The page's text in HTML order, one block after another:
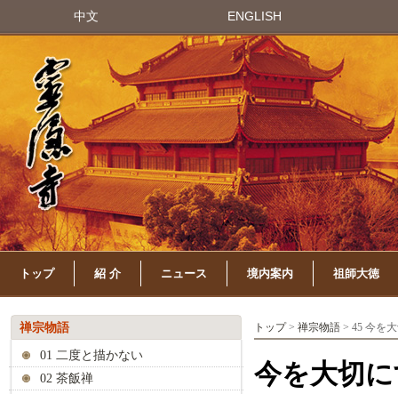
中文 ENGLISH
トップ 紹 介 ニュース 境内案内 祖師大徳
禅宗物語
01 二度と描かない
02 茶飯禅
トップ> 禅宗物語 > 45 今を
今を大切